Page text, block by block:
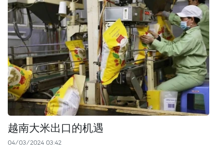
越南大米出口的机遇
04/03/2024 03:42